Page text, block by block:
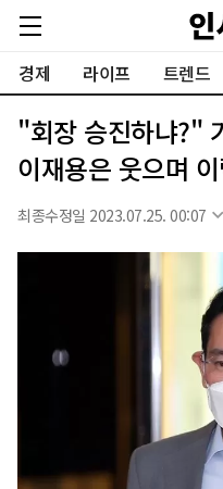
경제 라이프 트렌드
"회장 승진하냐?"
이재용은 웃으며
최종수정일 2023.07.25. 00:07